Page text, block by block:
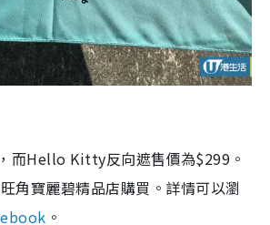
，而Hello Kitty反向遮售價為$299 。
角寶麗碧精品店購買。 詳情可以瀏
。